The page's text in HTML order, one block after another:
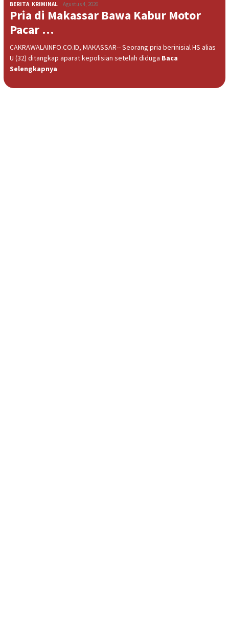
BERITA, KRIMINAL Agustus 4, 2026
Pria di Makassar Bawa Kabur Motor
Pacar …
CAKRAWALAINFO.CO.ID, MAKASSAR-- Seorang pria berinisial HS alias
U (32) ditangkap aparat kepolisian setelah diduga Baca
Selengkapnya